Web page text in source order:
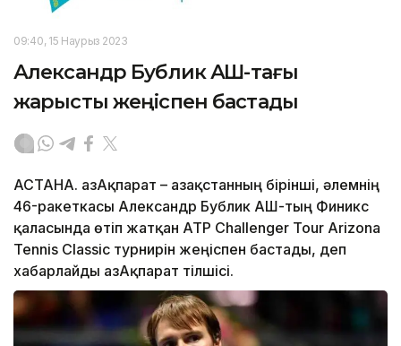
09:40, 15 Наурыз 2023
Александр Бублик АҚШ-тағы
жарысты жеңіспен бастады
АСТАНА. ҚазАқпарат – Қазақстанның бірінші, әлемнің
46-ракеткасы Александр Бублик АҚШ-тың Финикс
қаласында өтіп жатқан ATP Challenger Tour Arizona
Tennis Classic турнирін жеңіспен бастады, деп
хабарлайды ҚазАқпарат тілшісі.